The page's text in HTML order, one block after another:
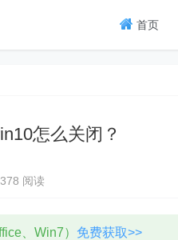
首页
怎么关闭？
阅读
、Win7） 免费获取>>